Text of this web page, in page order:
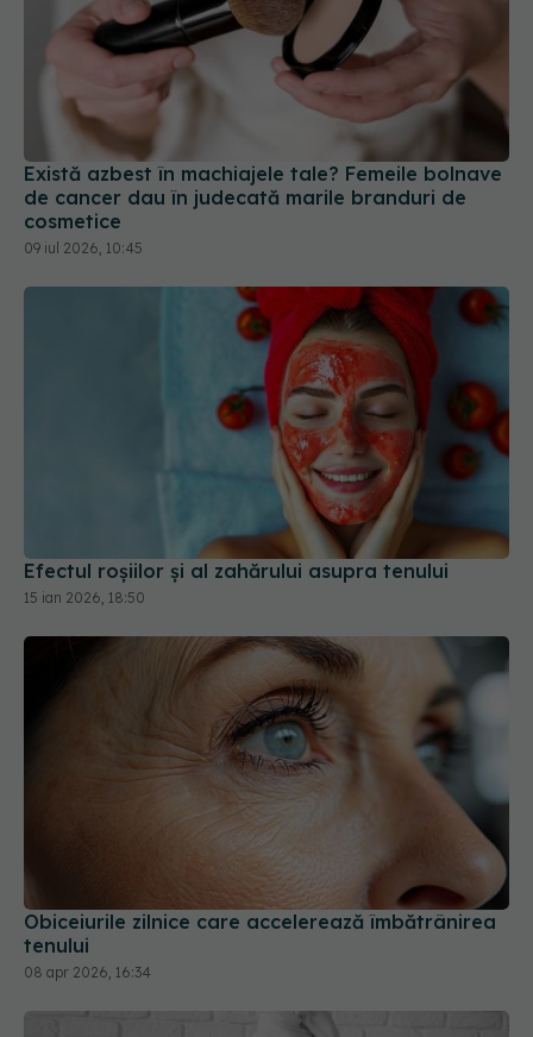
Există azbest în machiajele tale? Femeile bolnave
de cancer dau în judecată marile branduri de
cosmetice
09 iul 2026, 10:45
Efectul roșiilor și al zahărului asupra tenului
Obiceiurile zilnice care accelerează îmbătrânirea